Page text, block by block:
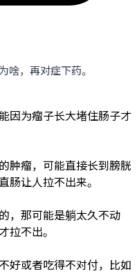
，再对症下药。
为瘤子长大堵住肠子才
瘤，可能直接长到膀胱
肠让人拉不出来。
那可能是躺太久不动
拉不出。
或者吃得不对付，比如